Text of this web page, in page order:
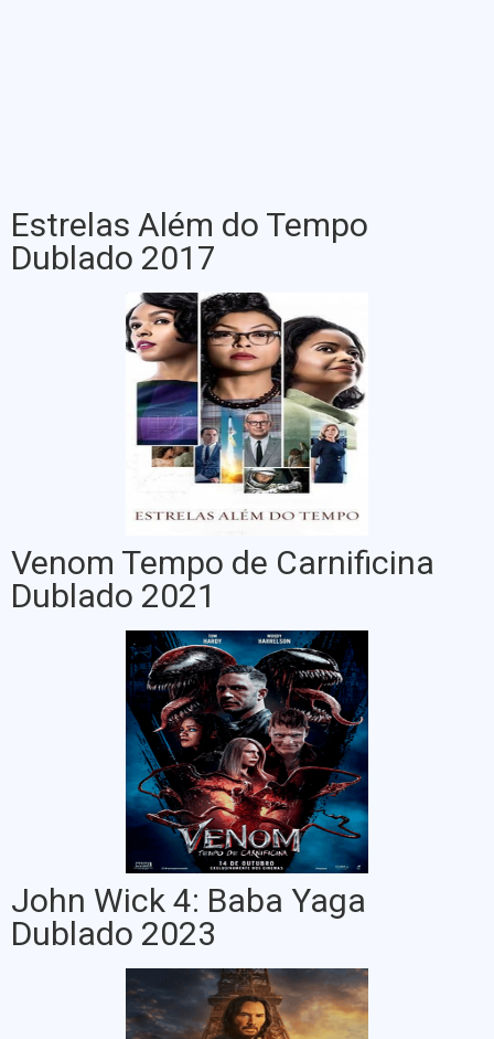
Estrelas Além do Tempo
Dublado 2017
Venom Tempo de Carnificina
Dublado 2021
John Wick 4: Baba Yaga
Dublado 2023